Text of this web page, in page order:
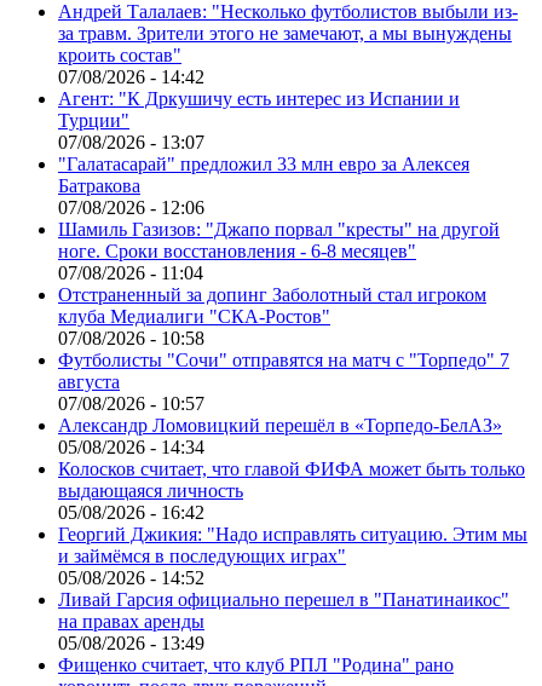
Андрей Талалаев: "Несколько футболистов выбыли из-
за травм. Зрители этого не замечают, а мы вынуждены
кроить состав"
07/08/2026 - 14:42
Агент: "К Дркушичу есть интерес из Испании и
Турции"
07/08/2026 - 13:07
"Галатасарай" предложил 33 млн евро за Алексея
Батракова
07/08/2026 - 12:06
Шамиль Газизов: "Джапо порвал "кресты" на другой
ноге. Сроки восстановления - 6-8 месяцев"
07/08/2026 - 11:04
Отстраненный за допинг Заболотный стал игроком
клуба Медиалиги "СКА-Ростов"
07/08/2026 - 10:58
Футболисты "Сочи" отправятся на матч с "Торпедо" 7
августа
07/08/2026 - 10:57
Александр Ломовицкий перешёл в «Торпедо-БелАЗ»
05/08/2026 - 14:34
Колосков считает, что главой ФИФА может быть только
выдающаяся личность
05/08/2026 - 16:42
Георгий Джикия: "Надо исправлять ситуацию. Этим мы
и займёмся в последующих играх"
05/08/2026 - 14:52
Ливай Гарсия официально перешел в "Панатинаикос"
на правах аренды
05/08/2026 - 13:49
Фищенко считает, что клуб РПЛ "Родина" рано